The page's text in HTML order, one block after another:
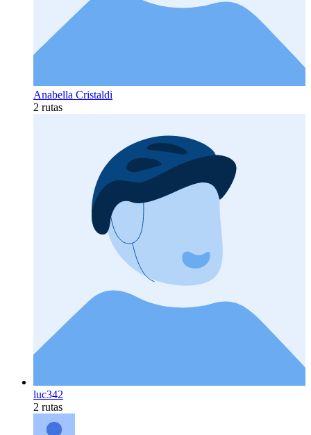
Anabella Cristaldi
2 rutas
luc342
2 rutas